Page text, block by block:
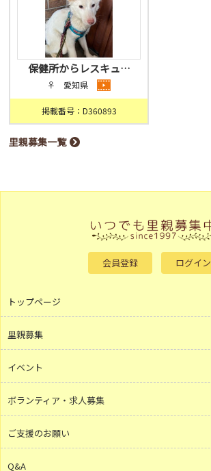
保健所からレスキュ…
♀ 愛知県
掲載番号：D360893
里親募集一覧
会員登録 ログイン
トップページ
里親募集
イベント
ボランティア・求人募集
ご支援のお願い
Q&A